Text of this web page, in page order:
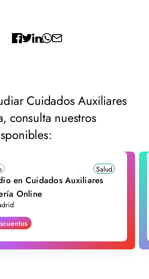
Cuidados Auxiliares
consulta nuestros
Salud
en Cuidados Auxiliares
Online